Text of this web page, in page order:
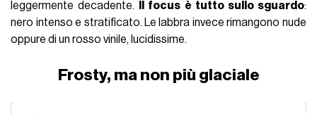
leggermente decadente.
Il focus è tutto sullo sguardo:
nero intenso e stratificato. Le labbra invece rimangono nude
oppure di un rosso vinile, lucidissime.
Frosty, ma non più glaciale